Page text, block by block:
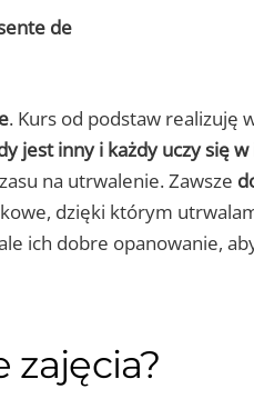
de
. Kurs od podstaw realizuję
jest inny i każdy uczy się
na utrwalenie. Zawsze
dzięki którym
ich dobre opanowanie,
zajęcia?